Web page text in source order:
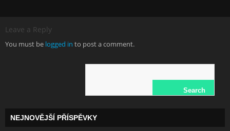
Leave a Reply
You must be logged in to post a comment.
NEJNOVĚJŠÍ PŘÍSPĚVKY